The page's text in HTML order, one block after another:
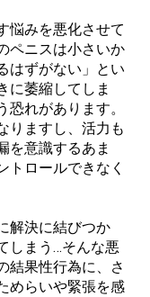
悩みを悪化させて
ペニスは小さいか
はずがない」とい
に萎縮してしま
れがあります。
りますし、活力も
を意識するあま
トロールできなく
解決に結びつか
しまう…そんな悪
結果性行為に、さ
めらいや緊張を感